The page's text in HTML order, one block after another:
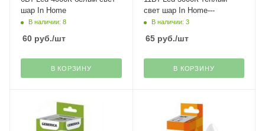
шар In Home
В наличии: 8
60 руб./шт
В КОРЗИНУ
свет шар In Home---
В наличии: 3
65руб./шт
В КОРЗИНУ